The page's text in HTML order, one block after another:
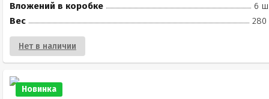
Вложений в коробке
6
Вес
280
Нет в наличии
Новинка